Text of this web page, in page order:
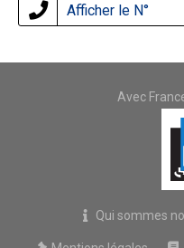
Afficher le N°
Avec
Qui sommes